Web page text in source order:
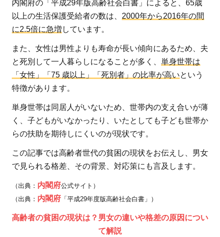
内閣府の「平成29年版高齢社会白書」によると、65歳
以上の生活保護受給者の数は、 2000年から2016年の間
に2.5倍に急増 しています。
また、女性は男性よりも寿命が長い傾向にあるため、夫
と死別して一人暮らしになることが多く、 単身世帯は
「女性」「75 歳以上」「死別者」の比率が高いという
特徴があります。
単身世帯は同居人がいないため、世帯内の支え合いが薄
く、子どもがいなかったり、いたとしても子ども世帯か
らの扶助を期待しにくいのが現状です。
この記事では高齢者世代の貧困の現状をお伝えし、男女
で見られる格差、その背景、対応策にも言及します。
（出典： 内閣府公式サイト）
（出典： 内閣府 「平成29年度版高齢社会白書」）
高齢者の貧困の現状は？男女の違いや格差の原因につい
て解説